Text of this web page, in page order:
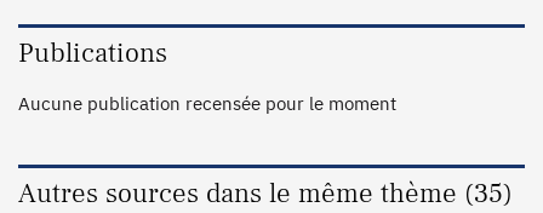
Publications
Aucune publication recensée pour le moment
Autres sources dans le même thème (35)